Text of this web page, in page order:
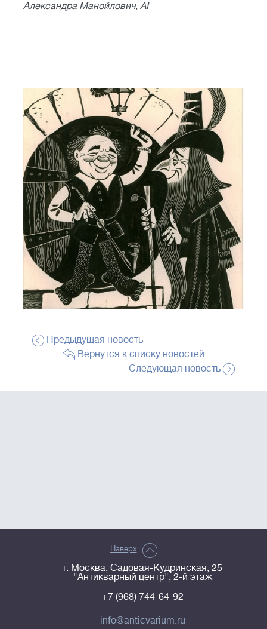
Александра Манойлович, AI
Предыдущая новость
Вернутся к списку новостей
Следующая новость
Наверх
г. Москва, Садовая-Кудринская, 25
"Антикварный центр", 2-й этаж
+7 (968) 744-64-92
info@anticvarium.ru